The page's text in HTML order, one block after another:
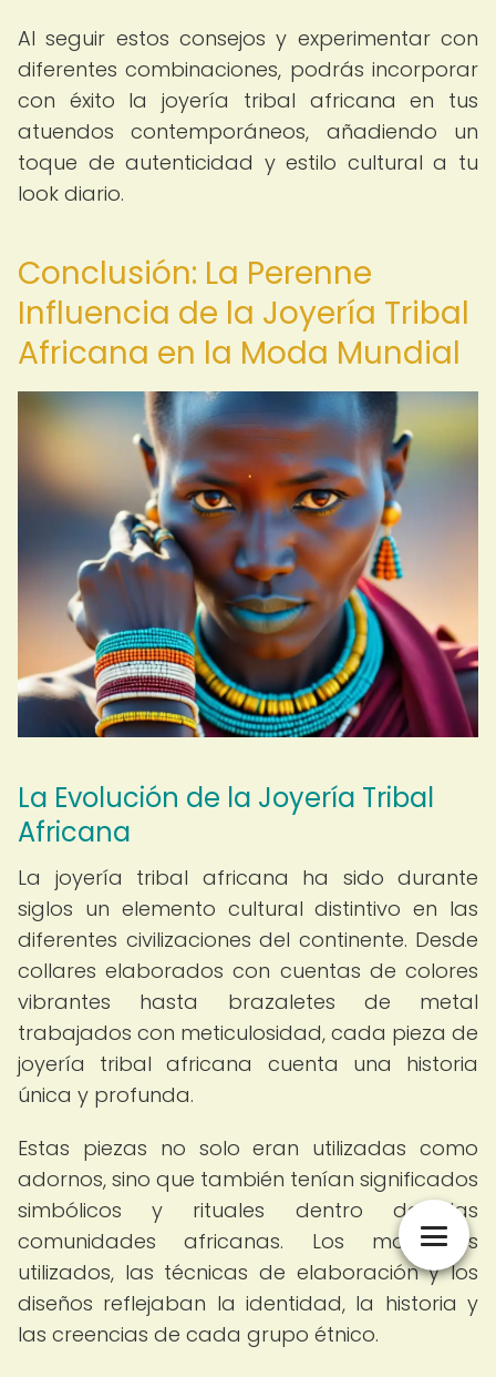
Al seguir estos consejos y experimentar con
diferentes combinaciones, podrás incorporar
con éxito la joyería tribal africana en tus
atuendos contemporáneos, añadiendo un
toque de autenticidad y estilo cultural a tu
look diario.
Conclusión: La Perenne
Influencia de la Joyería Tribal
Africana en la Moda Mundial
La Evolución de la Joyería Tribal
Africana
La joyería tribal africana ha sido durante
siglos un elemento cultural distintivo en las
diferentes civilizaciones del continente. Desde
collares elaborados con cuentas de colores
vibrantes hasta brazaletes de metal
trabajados con meticulosidad, cada pieza de
joyería tribal africana cuenta una historia
única y profunda.
Estas piezas no solo eran utilizadas como
adornos, sino que también tenían significados
simbólicos y rituales dentro de las
comunidades africanas. Los materiales
utilizados, las técnicas de elaboración y los
diseños reflejaban la identidad, la historia y
las creencias de cada grupo étnico.